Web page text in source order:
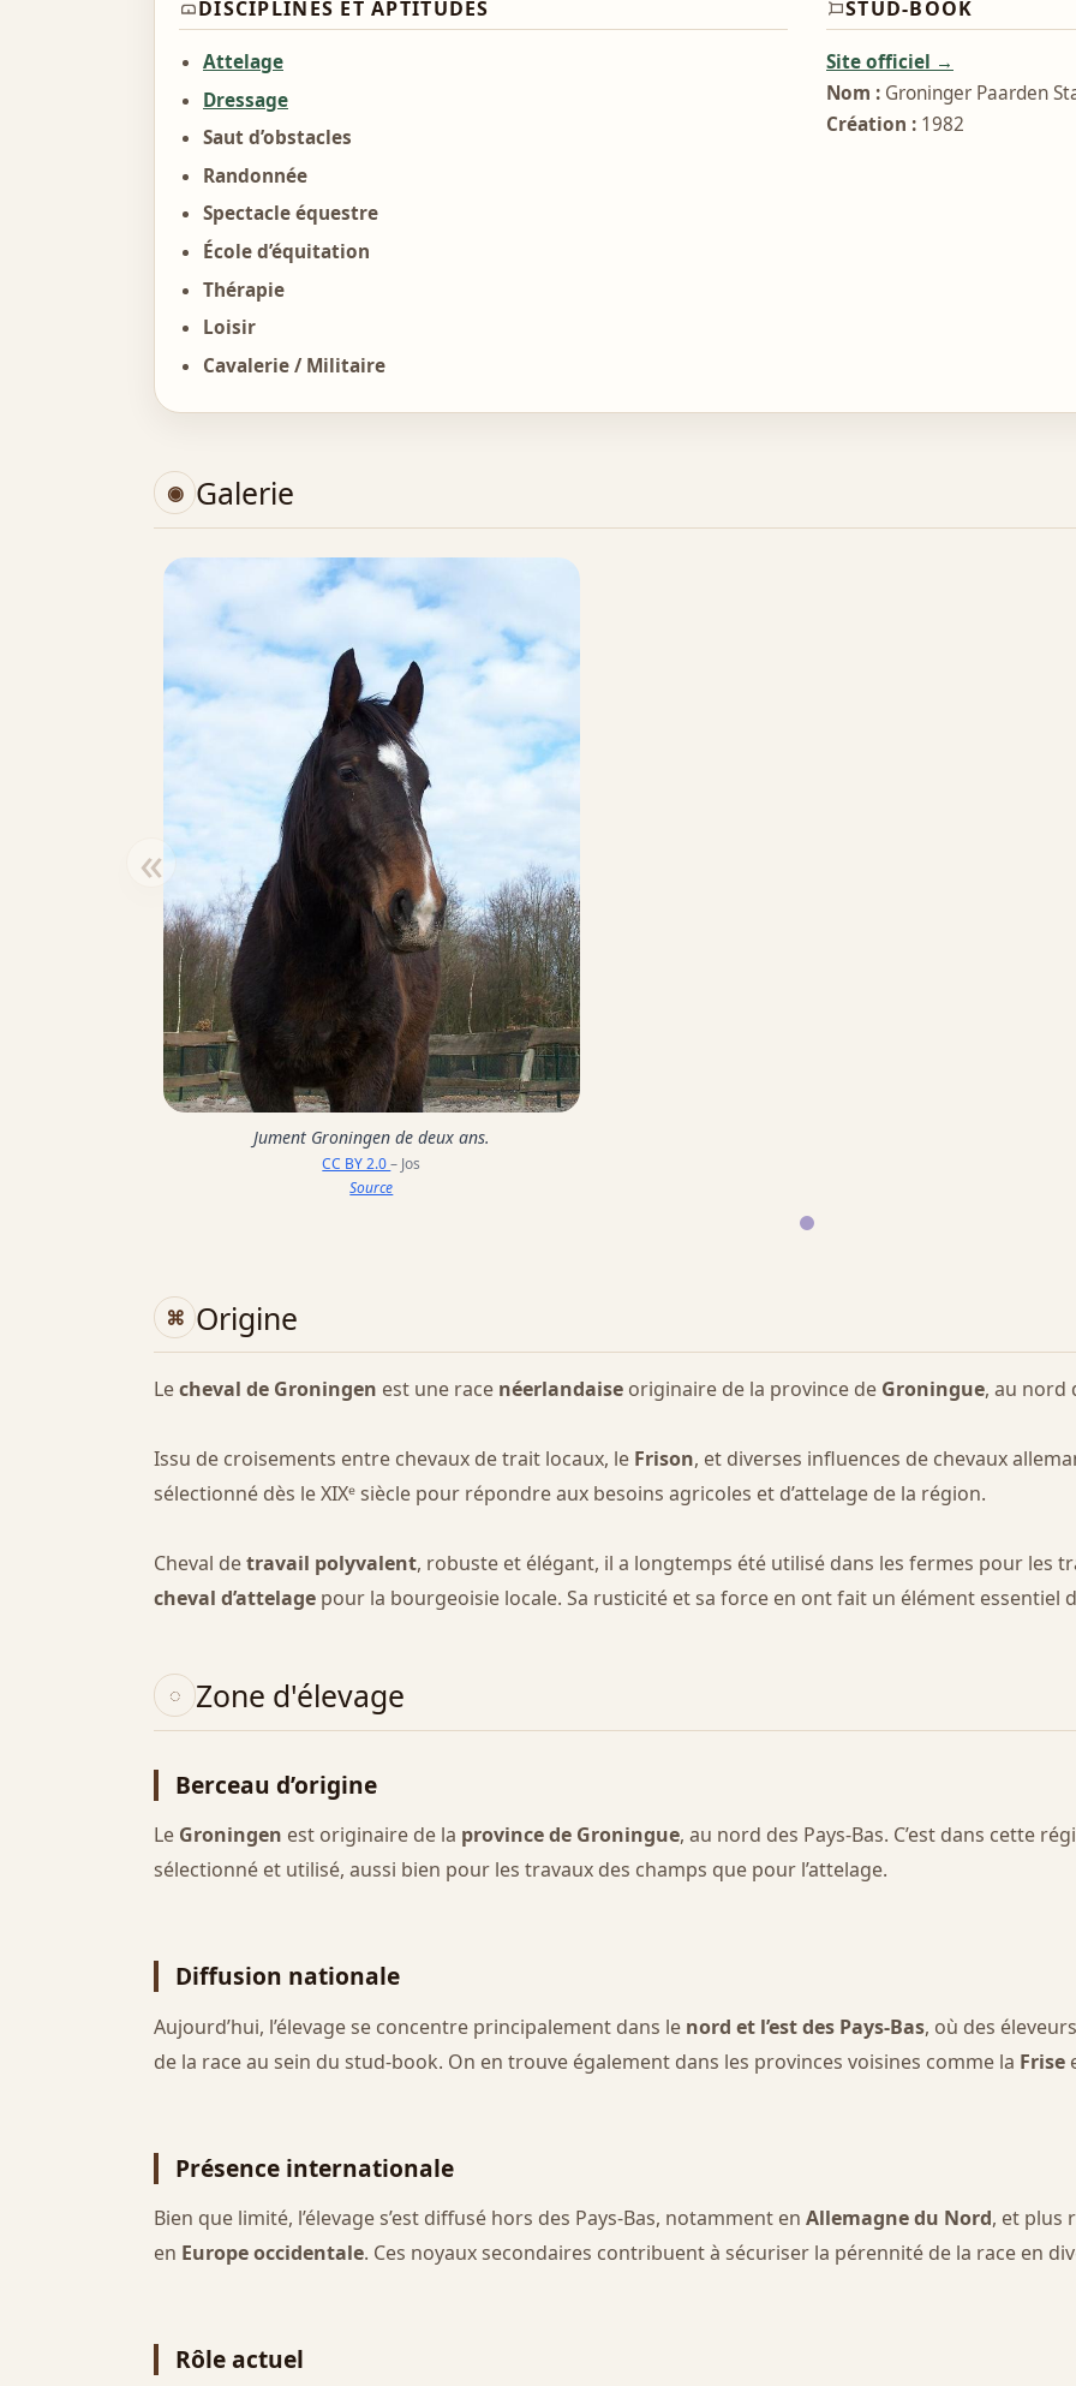
DISCIPLINES ET APTITUDES
Attelage
Dressage
Saut d’obstacles
Randonnée
Spectacle équestre
École d’équitation
Thérapie
Loisir
Cavalerie / Militaire
STUD-BOOK
Site officiel →
Nom : Groninger Paarden
Création : 1982
Galerie
Jument Groningen de deux ans.
CC BY 2.0– Jos
Source
«
Origine
Lecheval de Groningen est une race néerlandaise originaire de la province de Groningue, au nord
Issu de croisements entre chevaux de trait locaux, le Frison, et diverses influences de chevaux
sélectionné dès le XIXᵉ siècle pour répondre aux besoins agricoles et d’attelage de la région.
Cheval detravail polyvalent, robuste et élégant, il a longtemps été utilisé dans les fermes pour les
cheval d’attelage pour la bourgeoisie locale. Sa rusticité et sa force en ont fait un élément
Zone d'élevage
Berceau d’origine
Le Groningen est originaire de la province de Groningue, au nord des Pays-Bas. C’est dans cette
sélectionné et utilisé, aussi bien pour les travaux des champs que pour l’attelage.
Diffusion nationale
Aujourd’hui, l’élevage se concentre principalement dans le nord et l’est des Pays-Bas, où des
de la race au sein du stud-book. On en trouve également dans les provinces voisines comme la Frise
Présence internationale
Bien que limité, l’élevage s’est diffusé hors des Pays-Bas, notamment en Allemagne du Nord, et plus
en Europe occidentale. Ces noyaux secondaires contribuent à sécuriser la pérennité de la race en
Rôle actuel